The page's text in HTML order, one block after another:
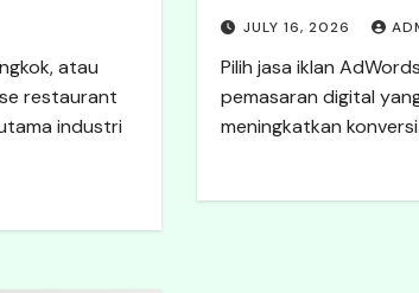
atau
restaurant
industri
JULY 16, 2026
Pilih jasa iklan
pemasaran digital
meningkatkan